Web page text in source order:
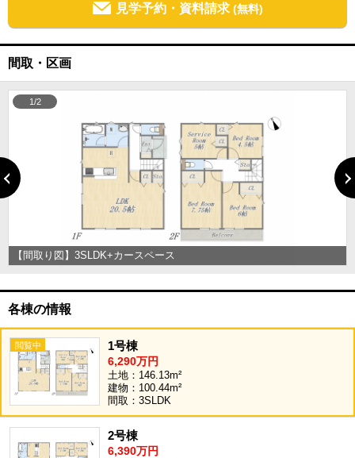
見学予約・資料請求 (無料)
間取・区画
【間取り図】3SLDK+カースペース
1/2
各棟の情報
1号棟
6,290万円
土地：146.13m²
建物：100.44m²
間取：3SLDK
2号棟
6,390万円